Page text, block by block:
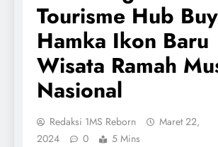
Tourisme Hub
Hamka Ikon Baru
Wisata Ramah
Nasional
Redaksi 1MS Reborn
Maret 22,
2024
0 5 Mins